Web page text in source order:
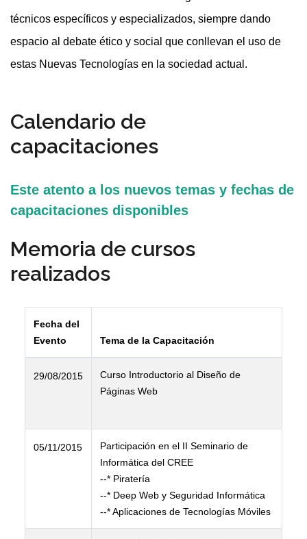
técnicos específicos y especializados, siempre dando
espacio al debate ético y social que conllevan el uso de
estas Nuevas Tecnologías en la sociedad actual.
Calendario de
capacitaciones
Este atento a los nuevos temas y fechas de
capacitaciones disponibles
Memoria de cursos
realizados
Fecha del
Evento
Tema de la Capacitación
29/08/2015
Curso Introductorio al Diseño de
Páginas Web
05/11/2015
Participación en el II Seminario de
Informática del CREE
--* Piratería
--* Deep Web y Seguridad Informática
--* Aplicaciones de Tecnologías Móviles